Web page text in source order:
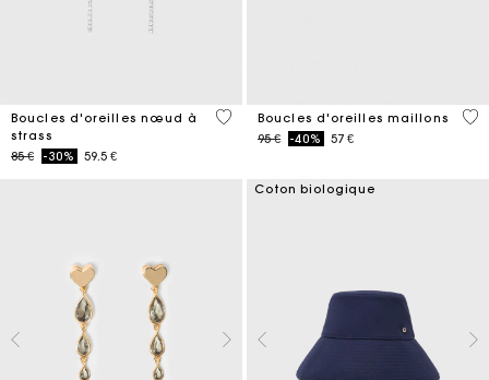
Boucles d'oreilles nœud à
strass
Price reduced from
85 €to-30% 59.5 €
5 out of 5 Customer Rating
Boucles d'oreilles maillons
Price reduced from
95 €to-40% 57 €
4,9
Coton biologique